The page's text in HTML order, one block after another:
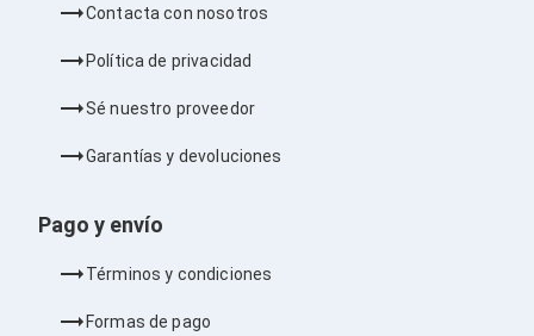
Accesorios para Micrófonos
Bocinas
Bocinas Portátiles
Barras de Sonido
Soportes
Proyección
Accesorios Proyectores
Contacta con nosotros
Política de privacidad
Sé nuestro proveedor
Garantías y devoluciones
Pago y envío
Términos y condiciones
Formas de pago